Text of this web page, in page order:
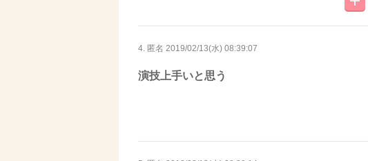
4. 匿名 2019/02/13(水) 08:39:07
演技上手いと思う